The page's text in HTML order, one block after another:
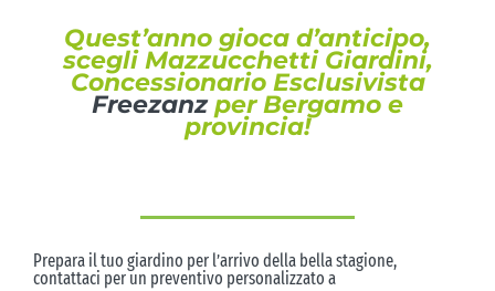
Quest’anno gioca d’anticipo,
scegli Mazzucchetti Giardini,
Concessionario Esclusivista
Freezanzper Bergamo e
provincia!
Prepara il tuo giardino per l’arrivo della bella stagione,
contattaci per un preventivo personalizzato a